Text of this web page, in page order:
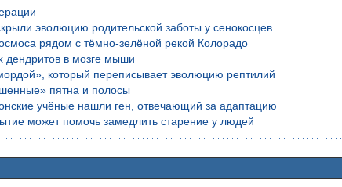
эволюцию родительской заботы у сенокосцев
рядом с тёмно-зелёной рекой Колорадо
дендритов в мозге мыши
который переписывает эволюцию рептилий
пятна и полосы
учёные нашли ген, отвечающий за адаптацию
может помочь замедлить старение у людей